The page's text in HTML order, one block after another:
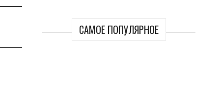
САМОЕ ПОПУЛЯРНОЕ